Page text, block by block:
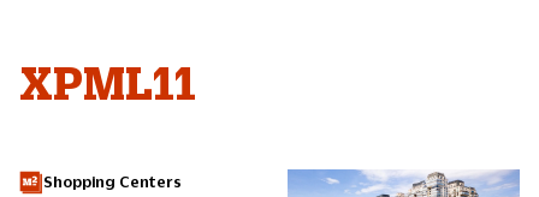
XPML11
Shopping Centers